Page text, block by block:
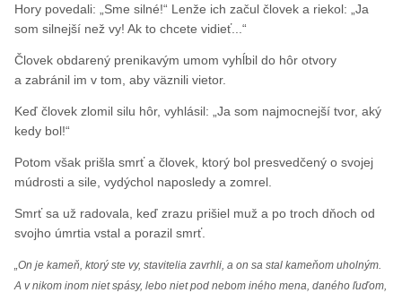
Hory povedali: „Sme silné!“ Lenže ich začul človek a riekol: „Ja
som silnejší než vy! Ak to chcete vidieť...“
Človek obdarený prenikavým umom vyhĺbil do hôr otvory
a zabránil im v tom, aby väznili vietor.
Keď človek zlomil silu hôr, vyhlásil: „Ja som najmocnejší tvor, aký
kedy bol!“
Potom však prišla smrť a človek, ktorý bol presvedčený o svojej
múdrosti a sile, vydýchol naposledy a zomrel.
Smrť sa už radovala, keď zrazu prišiel muž a po troch dňoch od
svojho úmrtia vstal a porazil smrť.
„On je kameň, ktorý ste vy, stavitelia zavrhli, a on sa stal kameňom uholným.
A v nikom inom niet spásy, lebo niet pod nebom iného mena, daného ľuďom,